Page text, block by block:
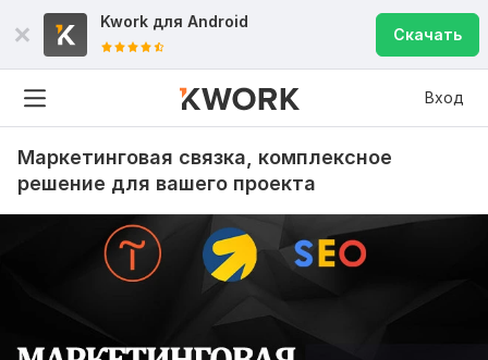
Kwork для Android
Скачать
Вход
Маркетинговая связка, комплексное
решение для вашего проекта